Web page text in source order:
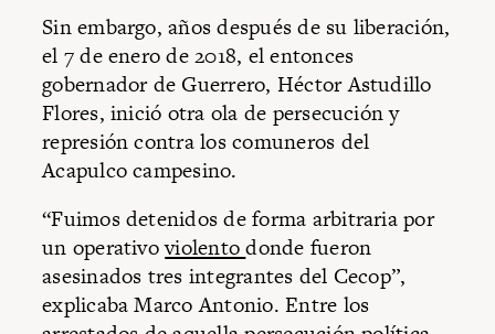
Sin embargo, años después de su liberación,
el 7 de enero de 2018, el entonces
gobernador de Guerrero, Héctor Astudillo
Flores, inició otra ola de persecución y
represión contra los comuneros del
Acapulco campesino.
“Fuimos detenidos de forma arbitraria por
un operativoviolentodonde fueron
asesinados tres integrantes del Cecop”,
explicaba Marco Antonio. Entre los